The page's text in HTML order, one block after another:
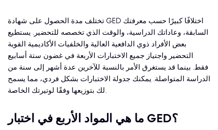
تختلف مدة الحصول على شهادة GED اختلافًا كبيرًا حسب معرفتك
السابقة، وعاداتك الدراسية، والوقت الذي تخصصه للتحضير. يستطيع
بعض الأفراد ذوي الدافعية العالية والخلفيات الأكاديمية القوية
التحضير واجتياز جميع الاختبارات الأربعة في غضون ستة أسابيع
فقط. بينما قد يستغرق الأمر بالنسبة للآخرين عدة أشهر إلى سنة من
الدراسة المتواصلة. يمكنك جدولة الاختبارات بشكل فردي، مما يسمح
لك بتوزيعها وفقًا لوتيرتك الخاصة.
ما هي المواد الأربع في اختبار GED؟